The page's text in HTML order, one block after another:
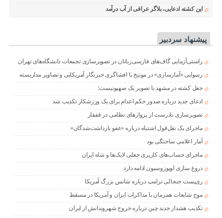
این کشته ادعایی، بلاگر عراقی از آب درآمد
پیشنهاد سردبیر
راستی‌آزمایی گاف‌های فارسی‌زبانان در تصویرسازی تجمعات دانشگاه‌های تهران
رسوایی «آمارسازی» در مونیخ با افشاگری خبرنگار آمریکایی و تصاویر مداربسته
جعل کشته در مشهد با تصویر یک صهیونیست؛
ادعای جدید درباره صدور حکم اعدام برای یک ورزشکار تکذیب شد
تصویرسازی نادرست از پروازهای نظامی در قفقاز
ماجرای یک نقل‌قول اشتباه درباره «عفو بازداشت‌شدگان»
آمار اعلامی ساختگی بود
ماجرای حساب‌های کاربری جعلی لایک‌ها و شاه ایران
دروغ سازی اوپوزوسیون ادامه دارد
ری‌پست جنجالی ترامپ درباره شانس بزرگ آمریکا
موج شایعات همزمان با مذاکرات ایران و آمریکا در مسقط
تکذیب هشدار جدید چین درباره خروج شهروندانش از ایران